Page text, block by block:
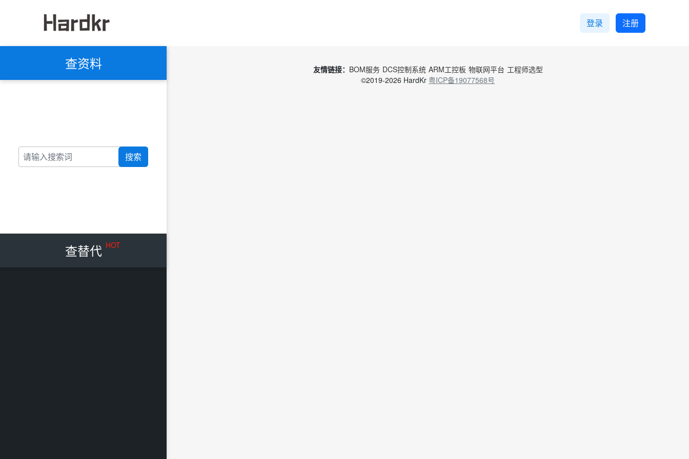
登录 注册
查资料
搜索
查替代 HOT
友情链接： BOM服务 DCS控制系统 ARM工控板 物联网平台 工程师选型
©2019-2026 HardKr 粤ICP备19077568号